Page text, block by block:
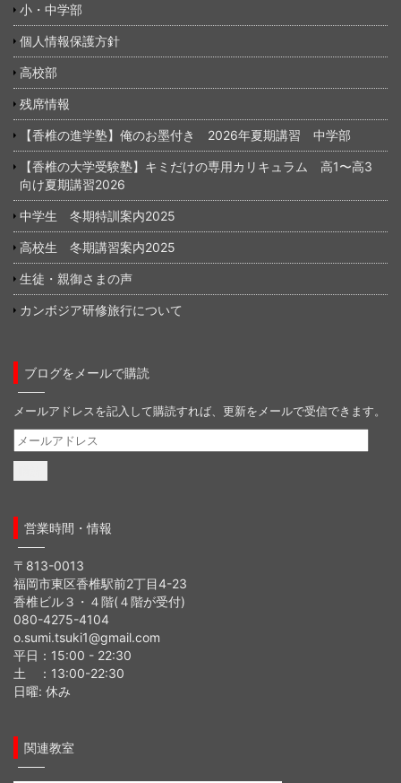
小・中学部
個人情報保護方針
高校部
残席情報
【香椎の進学塾】俺のお墨付き 2026年夏期講習 中学部
【香椎の大学受験塾】キミだけの専用カリキュラム 高1〜高3
向け夏期講習2026
中学生 冬期特訓案内2025
高校生 冬期講習案内2025
生徒・親御さまの声
カンボジア研修旅行について
ブログをメールで購読
メールアドレスを記入して購読すれば、更新をメールで受信できます。
メ
ー
レ
ス
営業時間・情報
〒813-0013
福岡市東区香椎駅前2丁目4-23
香椎ビル３・４階(４階が受付)
080-4275-4104
o.sumi.tsuki1@gmail.com
平日：15:00 - 22:30
土 ：13:00-22:30
日曜: 休み
関連教室